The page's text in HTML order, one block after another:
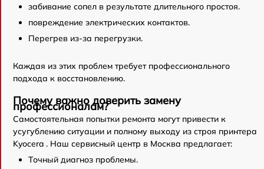
забивание сопел в результате длительного простоя.
повреждение электрических контактов.
Перегрев из-за перегрузки.
Каждая из этих проблем требует профессионального
подхода к восстановлению.
Почему важно доверить замену
профессионалам?
Самостоятельная попытки ремонта могут привести к
усугублению ситуации и полному выходу из строя принтера
Kyocera . Наш сервисный центр в Москва предлагает:
Точный диагноз проблемы.